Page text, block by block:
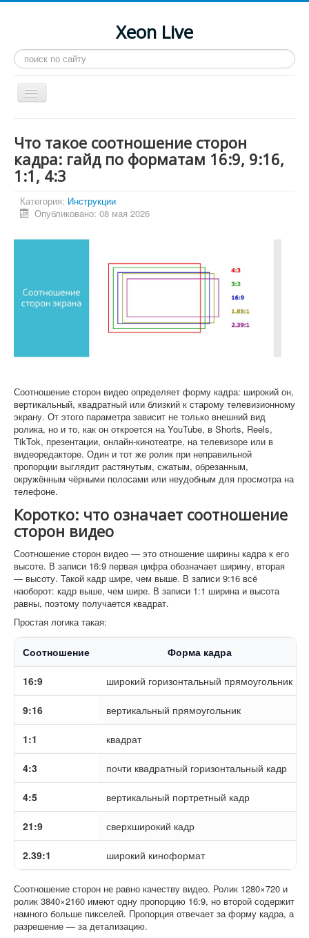
Xeon Live
Искать...
Toggle
Navigation
LGA 2011-3
LGA 2011
Процессоры
Инструкции
Рейтинги
Системные программы
Что такое соотношение сторон
кадра: гайд по форматам 16:9, 9:16,
1:1, 4:3
Категория: Инструкции
Опубликовано: 08 мая 2026
Соотношение сторон видео определяет форму кадра: широкий он,
вертикальный, квадратный или близкий к старому телевизионному
экрану. От этого параметра зависит не только внешний вид
ролика, но и то, как он откроется на YouTube, в Shorts, Reels,
TikTok, презентации, онлайн-кинотеатре, на телевизоре или в
видеоредакторе. Один и тот же ролик при неправильной
пропорции выглядит растянутым, сжатым, обрезанным,
окружённым чёрными полосами или неудобным для просмотра на
телефоне.
Коротко: что означает соотношение
сторон видео
Соотношение сторон видео — это отношение ширины кадра к его
высоте. В записи 16:9 первая цифра обозначает ширину, вторая
— высоту. Такой кадр шире, чем выше. В записи 9:16 всё
наоборот: кадр выше, чем шире. В записи 1:1 ширина и высота
равны, поэтому получается квадрат.
Простая логика такая:
Соотношение Форма кадра
16:9 широкий горизонтальный прямоугольник
9:16 вертикальный прямоугольник
1:1 квадрат
4:3 почти квадратный горизонтальный кадр
4:5 вертикальный портретный кадр
21:9 сверхширокий кадр
2.39:1 широкий киноформат
Соотношение сторон не равно качеству видео. Ролик 1280×720 и
ролик 3840×2160 имеют одну пропорцию 16:9, но второй содержит
намного больше пикселей. Пропорция отвечает за форму кадра, а
разрешение — за детализацию.